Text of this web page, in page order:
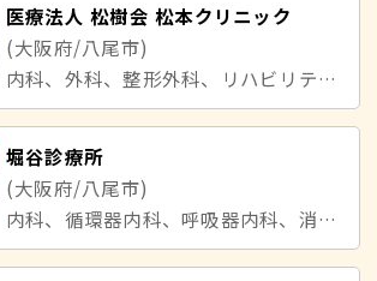
医療法人 松樹会 松本クリニック
(大阪府/八尾市)
内科、外科、整形外科、リハビリテーション科、漢方内科
堀谷診療所
(大阪府/八尾市)
内科、循環器内科、呼吸器内科、消化器内科、糖尿病内科